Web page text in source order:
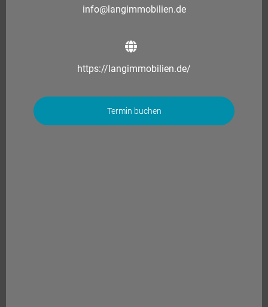
info@langimmobilien.de
https://langimmobilien.de/
Termin buchen